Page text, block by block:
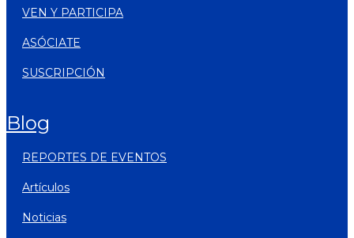
VEN Y PARTICIPA
ASÓCIATE
SUSCRIPCIÓN
blog
REPORTES DE EVENTOS
artículos
noticias